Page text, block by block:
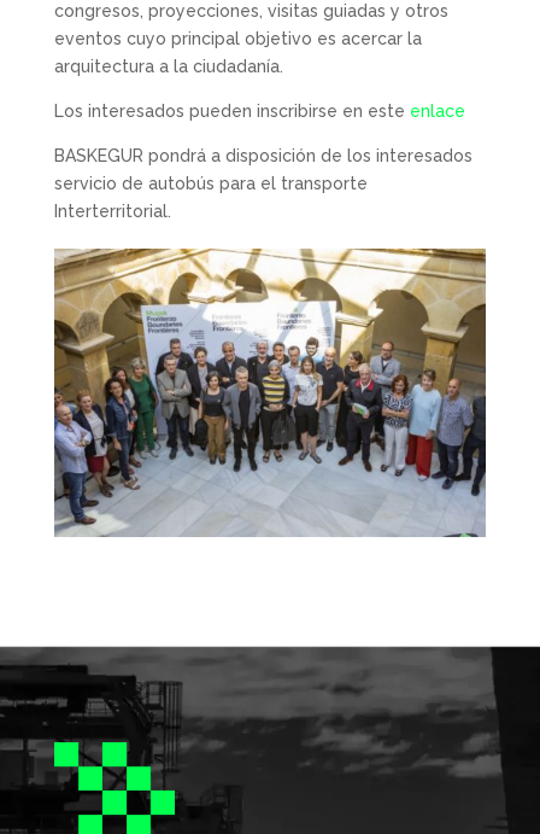
congresos, proyecciones, visitas guiadas y otros
eventos cuyo principal objetivo es acercar la
arquitectura a la ciudadanía.
Los interesados pueden inscribirse en este enlace
BASKEGUR pondrá a disposición de los interesados
servicio de autobús para el transporte
Interterritorial.